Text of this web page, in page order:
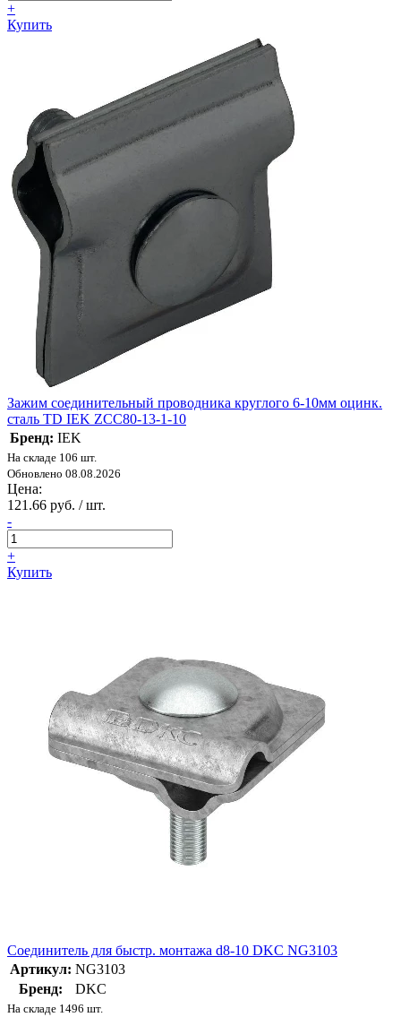
+
Купить
Зажим соединительный проводника круглого 6-10мм оцинк.
сталь TD IEK ZCC80-13-1-10
Бренд: IEK
На складе 106 шт.
Обновлено 08.08.2026
Цена:
121.66 руб. / шт.
-
+
Купить
Соединитель для быстр. монтажа d8-10 DKC NG3103
Артикул: NG3103
Бренд:
DKC
На складе 1496 шт.